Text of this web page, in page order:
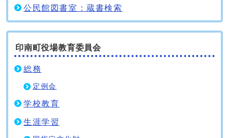
公民館図書室：蔵書検索
印南町役場教育委員会
総務
定例会
学校教育
生涯学習